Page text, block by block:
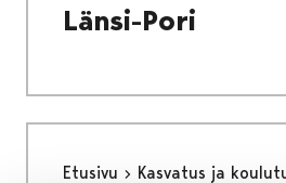
Länsi-Pori
Etusivu Kasvatus ja